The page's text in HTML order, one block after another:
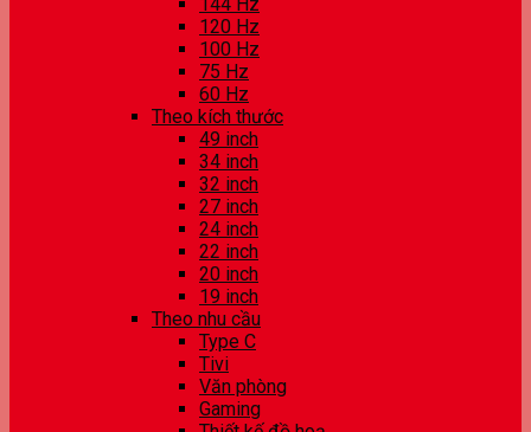
120 Hz
100 Hz
75 Hz
60 Hz
Theo kích thước
49 inch
34 inch
32 inch
27 inch
24 inch
22 inch
20 inch
19 inch
Theo nhu cầu
Type C
Tivi
Văn phòng
Gaming